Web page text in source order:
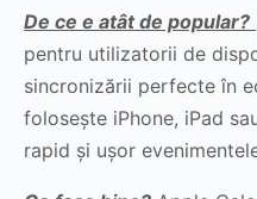
De ce e atât de popular?
pentru utilizatorii de
sincronizării perfecte în
folosește iPhone, iPad
rapid și ușor